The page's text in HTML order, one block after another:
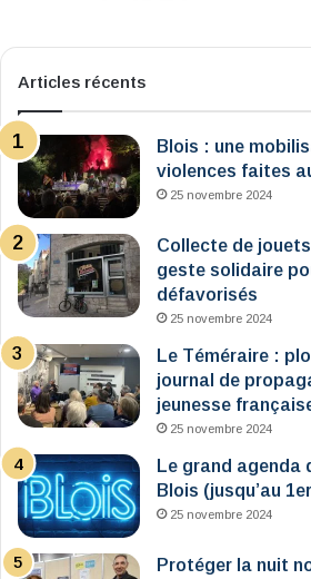
Articles récents
Blois : une
violences faites
25 novembre 2024
Collecte de
geste solidaire
défavorisés
25 novembre 2024
Le Téméraire :
journal de
jeunesse
25 novembre 2024
Le grand agenda
Blois (jusqu’au
25 novembre 2024
Protéger la nuit